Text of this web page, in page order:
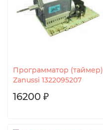
Программатор (таймер)
Zanussi 1322095207
16200 ₽